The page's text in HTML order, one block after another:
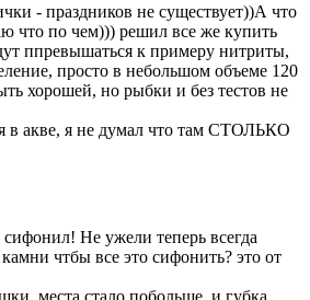
- праздников не существует))А что
что по чем))) решил все же купить
ппревышаться к примеру нитриты,
просто в небольшом объеме 120
хорошей, но рыбки и без тестов не
в акве, я не думал что там СТОЛЬКО
сифонил! Не ужели теперь всегда
чтбы все это сифонить? это от
места стало побольше, и губка